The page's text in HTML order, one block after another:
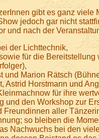
gibt es ganz
jedoch gar nicht
und nach der
der Lichttechnik,
für die
und Marion Rätsch
Astrid Horstmann und
für ihre
und den Workshop zur
Freundinnen aller
so bleiben die
Nachwuchs bei den